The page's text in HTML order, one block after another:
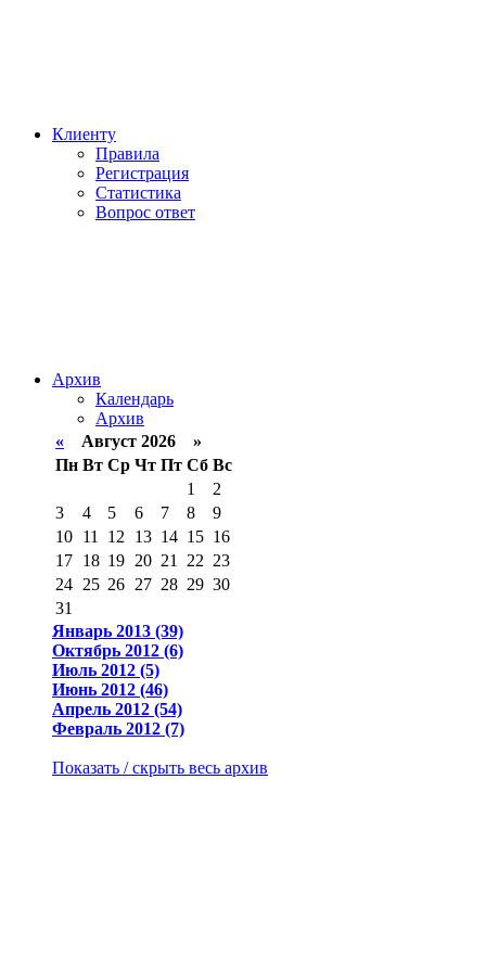
Клиенту
Правила
Регистрация
Статистика
Вопрос ответ
Архив
Календарь
Архив
« Август 2026 »
Пн Вт Ср Чт Пт Сб Вс
1
2
3
4 5 6 7 8
9
10 11 12 13 14 15 16
17 18 19 20 21 22 23
24 25 26 27 28 29 30
31
Январь 2013 (39)
Октябрь 2012 (6)
Июль 2012 (5)
Июнь 2012 (46)
Апрель 2012 (54)
Февраль 2012 (7)
Показать / скрыть весь архив